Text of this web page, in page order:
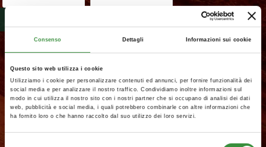
Consenso Dettagli Informazioni sui cookie
Questo sito web utilizza i cookie
Utilizziamo i cookie per personalizzare contenuti ed annunci, per fornire funzionalità dei
social media e per analizzare il nostro traffico. Condividiamo inoltre informazioni sul
modo in cui utilizza il nostro sito con i nostri partner che si occupano di analisi dei dati
web, pubblicità e social media, i quali potrebbero combinarle con altre informazioni che
ha fornito loro o che hanno raccolto dal suo utilizzo dei loro servizi.
Autorizzo il trattamento dei miei dati personali
identificativi nelle modalità e per le finalità
indicate nell'